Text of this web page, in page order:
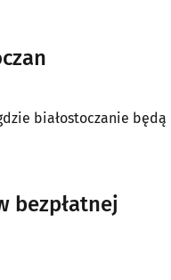
białostoczanie będą
bezpłatnej